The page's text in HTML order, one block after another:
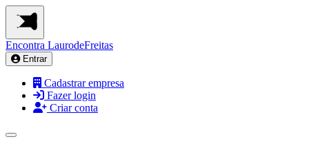
Encontra LaurodeFreitas
Entrar
Cadastrar empresa
Fazer login
Criar conta